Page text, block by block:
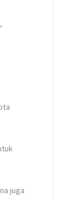
juga